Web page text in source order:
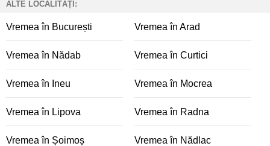
ALTE LOCALITĂȚI:
Vremea în București Vremea în Arad
Vremea în Nădab Vremea în Curtici
Vremea în Ineu Vremea în Mocrea
Vremea în Lipova Vremea în Radna
Vremea în Șoimoș Vremea în Nădlac